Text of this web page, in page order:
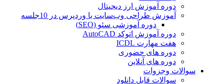
دوره آموزش ارز دیجیتال
آموزش طراحی وب‌سایت با وردپرس در 10جلسه
دوره آموزشی سئو (SEO)
دوره آموزش اتوکد AutoCAD
هفت مهارت ICDL
دوره های حضوری
دوره های آنلاین
سوالات وجزوات
سوالات قابل دانلود